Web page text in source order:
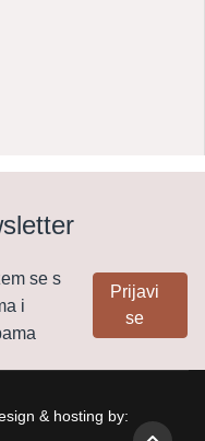
se s
i
Prijavi
se
& hosting by: